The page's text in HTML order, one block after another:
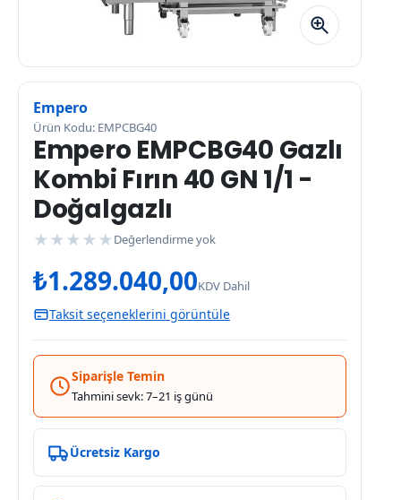
Empero
Ürün Kodu: EMPCBG40
Empero EMPCBG40 Gazlı
Kombi Fırın 40 GN 1/1 -
Doğalgazlı
★ ★ ★ ★ ★ Değerlendirme yok
₺1.289.040,00KDV Dahil
Taksit seçeneklerini görüntüle
Siparişle Temin
Tahmini sevk: 7–21 iş günü
Ücretsiz Kargo